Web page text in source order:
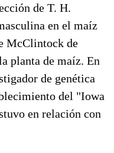
de T. H.
en el maíz
McClintock de
planta de maíz. En
de genética
del "Iowa
en relación con